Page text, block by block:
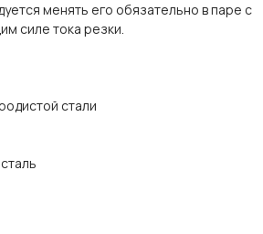
менять его обязательно в паре с
силе тока резки.
стали